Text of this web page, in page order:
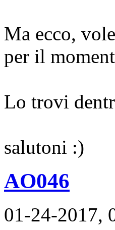
Ma ecco,
per il
Lo trovi
salutoni :)
AO046
01-24-2017,